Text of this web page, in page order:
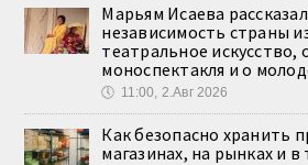
Марьям Исаева
независимость страны
театральное искусство,
моноспектакля и о
🕔 11:00, 2.Авг 2026
Как безопасно хранить
магазинах, на рынках и в